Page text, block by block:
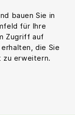
bauen Sie in
für Ihre
Zugriff auf
die Sie
zu erweitern.